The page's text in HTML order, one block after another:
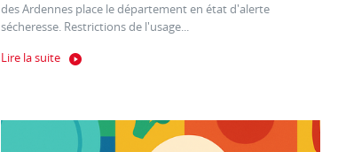
des Ardennes place le département en état d'alerte
sécheresse. Restrictions de l'usage...
Lire la suite